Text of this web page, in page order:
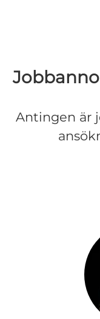
Antingen är